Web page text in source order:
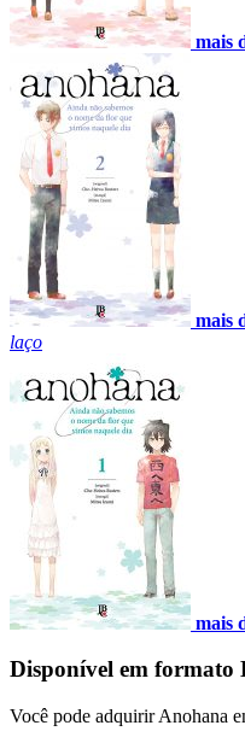
mais
mais
laço
mais
Disponível em formato
Você pode adquirir Anohana